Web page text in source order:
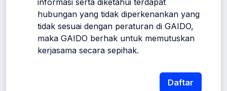
informasi serta diketahui terdapat
hubungan yang tidak diperkenankan yang
tidak sesuai dengan peraturan di GAIDO,
maka GAIDO berhak untuk memutuskan
kerjasama secara sepihak.
Daftar